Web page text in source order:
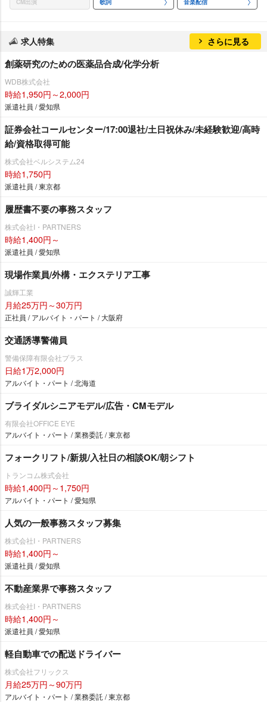
求人特集 さらに見る
創薬研究のための医薬品合成/化学分析
WDB株式会社
時給1,950円～2,000円
派遣社員 / 愛知県
証券会社コールセンター/17:00退社/土日祝休み/未経験歓迎/高時
給/資格取得可能
株式会社ベルシステム24
時給1,750円
派遣社員 / 東京都
履歴書不要の事務スタッフ
株式会社I・PARTNERS
時給1,400円～
派遣社員 / 愛知県
現場作業員/外構・エクステリア工事
誠輝工業
月給25万円～30万円
正社員 / アルバイト・パート / 大阪府
交通誘導警備員
警備保障有限会社プラス
日給1万2,000円
アルバイト・パート / 北海道
ブライダルシニアモデル/広告・CMモデル
有限会社OFFICE EYE
アルバイト・パート / 業務委託 / 東京都
フォークリフト/新規/入社日の相談OK/朝シフト
トランコム株式会社
時給1,400円～1,750円
アルバイト・パート / 愛知県
人気の一般事務スタッフ募集
株式会社I・PARTNERS
時給1,400円～
派遣社員 / 愛知県
不動産業界で事務スタッフ
株式会社I・PARTNERS
時給1,400円～
派遣社員 / 愛知県
軽自動車での配送ドライバー
株式会社フリックス
月給25万円～90万円
アルバイト・パート / 業務委託 / 東京都